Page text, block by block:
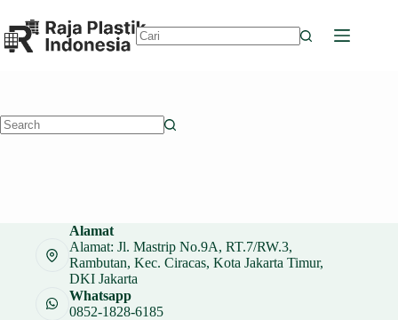
to
content
Alamat
Alamat: Jl. Mastrip No.9A, RT.7/RW.3,
Rambutan, Kec. Ciracas, Kota Jakarta Timur,
DKI Jakarta
Whatsapp
0852-1828-6185